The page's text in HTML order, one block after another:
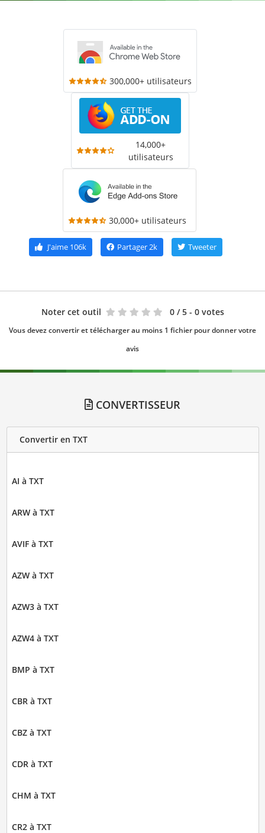
300,000+ utilisateurs
14,000+
utilisateurs
30,000+ utilisateurs
J'aime106k Partager2k Tweeter
Noter cet outil 0 / 5 - 0 votes
Vous devez convertir et télécharger au moins 1 fichier pour donner votre
avis
CONVERTISSEUR
Convertir en TXT
AI à TXT
ARW à TXT
AVIF à TXT
AZW à TXT
AZW3 à TXT
AZW4 à TXT
BMP à TXT
CBR à TXT
CBZ à TXT
CDR à TXT
CHM à TXT
CR2 à TXT